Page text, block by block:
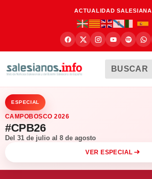
ACTUALIDAD SALESIANA
BUSCAR
ESPECIAL
CAMPOBOSCO 2026
#CPB26
Del 31 de julio al 8 de agosto
VER ESPECIAL